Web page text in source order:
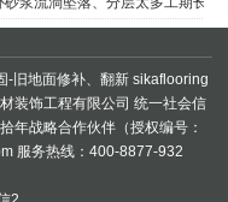
-旧地面修补、翻新sikaflooring
装饰工程有限公司 统一社会信
年战略合作伙伴（授权编号：
服务热线：400-8877-932